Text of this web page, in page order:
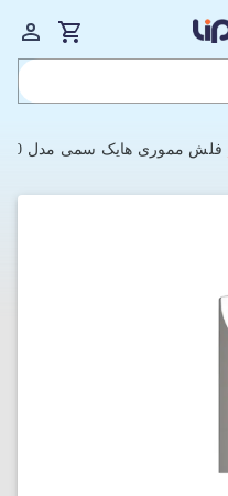
فلش مموری هایک سمی مدل HIKSEMI HS-USB-M200 USB-3.0 با ظرفیت 64 گیگابایت